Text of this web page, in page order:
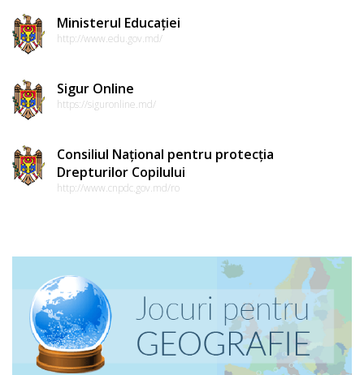
Ministerul Educației
http://www.edu.gov.md/
Sigur Online
https://siguronline.md/
Consiliul Național pentru protecția
Drepturilor Copilului
http://www.cnpdc.gov.md/ro